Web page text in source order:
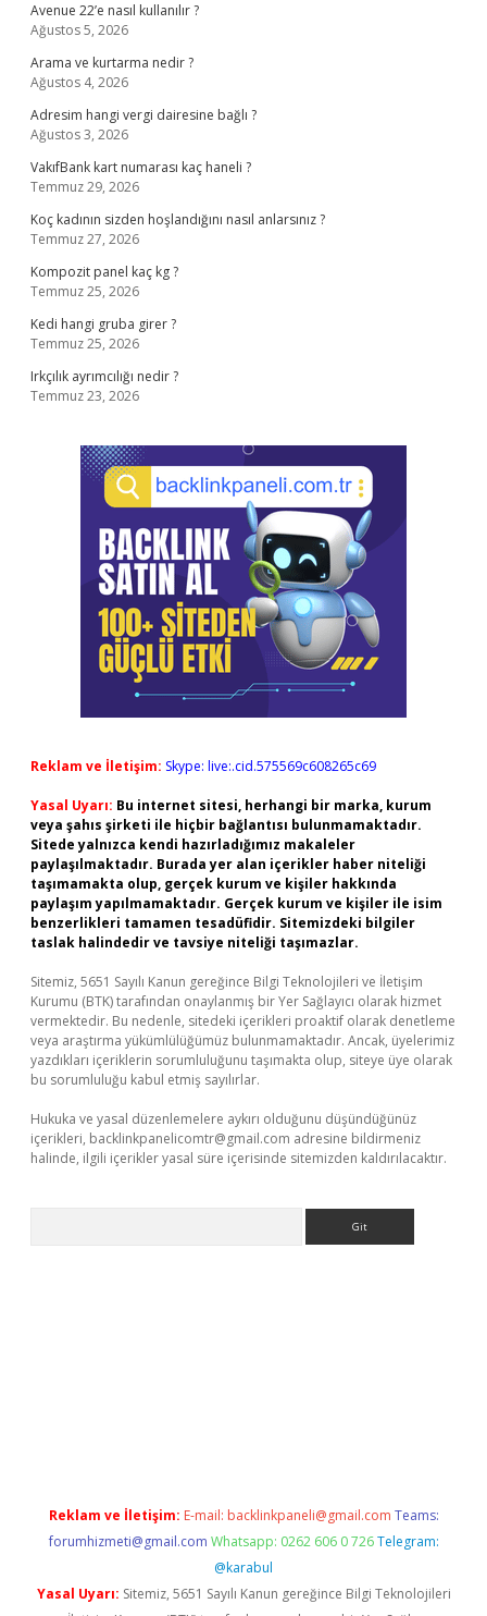
Avenue 22’e nasıl kullanılır ?
Ağustos 5, 2026
Arama ve kurtarma nedir ?
Ağustos 4, 2026
Adresim hangi vergi dairesine bağlı ?
Ağustos 3, 2026
VakıfBank kart numarası kaç haneli ?
Temmuz 29, 2026
Koç kadının sizden hoşlandığını nasıl anlarsınız ?
Temmuz 27, 2026
Kompozit panel kaç kg ?
Temmuz 25, 2026
Kedi hangi gruba girer ?
Temmuz 25, 2026
Irkçılık ayrımcılığı nedir ?
Temmuz 23, 2026
Reklam ve İletişim: Skype: live:.cid.575569c608265c69
Yasal Uyarı: Bu internet sitesi, herhangi bir marka, kurum
veya şahıs şirketi ile hiçbir bağlantısı bulunmamaktadır.
Sitede yalnızca kendi hazırladığımız makaleler
paylaşılmaktadır. Burada yer alan içerikler haber niteliği
taşımamakta olup, gerçek kurum ve kişiler hakkında
paylaşım yapılmamaktadır. Gerçek kurum ve kişiler ile isim
benzerlikleri tamamen tesadüfidir. Sitemizdeki bilgiler
taslak halindedir ve tavsiye niteliği taşımazlar.
Sitemiz, 5651 Sayılı Kanun gereğince Bilgi Teknolojileri ve İletişim
Kurumu (BTK) tarafından onaylanmış bir Yer Sağlayıcı olarak hizmet
vermektedir. Bu nedenle, sitedeki içerikleri proaktif olarak denetleme
veya araştırma yükümlülüğümüz bulunmamaktadır. Ancak, üyelerimiz
yazdıkları içeriklerin sorumluluğunu taşımakta olup, siteye üye olarak
bu sorumluluğu kabul etmiş sayılırlar.
Hukuka ve yasal düzenlemelere aykırı olduğunu düşündüğünüz
içerikleri, backlinkpanelicomtr@gmail.com adresine bildirmeniz
halinde, ilgili içerikler yasal süre içerisinde sitemizden kaldırılacaktır.
Reklam ve İletişim: E-mail: backlinkpaneli@gmail.com Teams:
forumhizmeti@gmail.com Whatsapp: 0262 606 0 726 Telegram:
@karabul
Yasal Uyarı: Sitemiz, 5651 Sayılı Kanun gereğince Bilgi Teknolojileri